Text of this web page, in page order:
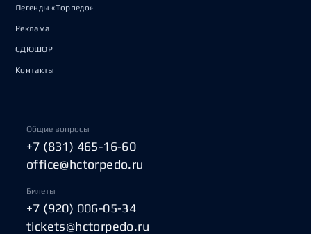
Легенды «Торпедо»
Реклама
СДЮШОР
Контакты
Общие вопросы
+7 (831) 465-16-60
office@hctorpedo.ru
Билеты
+7 (920) 006-05-34
tickets@hctorpedo.ru